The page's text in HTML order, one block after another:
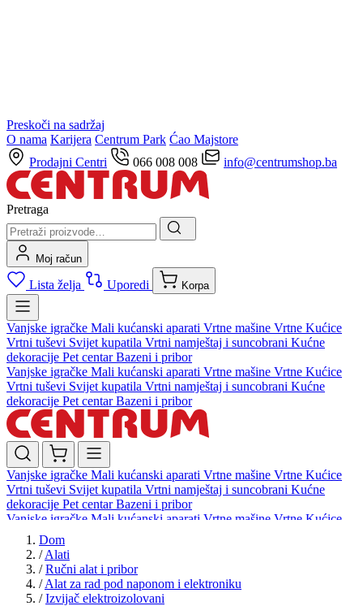
Preskoči na sadržaj
O nama Karijera Centrum Park Ćao Majstore
Prodajni Centri
066 008 008 info@centrumshop.ba
Pretraga
Moj račun
Lista želja Uporedi Korpa
Vanjske igračke Mali kućanski aparati Vrtne mašine Vrtne Kućice
Vrtni tuševi Svijet kupatila Vrtni namještaj i suncobrani Kućne
dekoracije Pet centarBazeni i pribor
Vanjske igračke Mali kućanski aparati Vrtne mašine Vrtne Kućice
Vrtni tuševi Svijet kupatila Vrtni namještaj i suncobrani Kućne
dekoracije Pet centarBazeni i pribor
Vanjske igračke Mali kućanski aparati Vrtne mašine Vrtne Kućice
Vrtni tuševi Svijet kupatila Vrtni namještaj i suncobrani Kućne
dekoracije Pet centarBazeni i pribor
Vanjske igračke Mali kućanski aparati Vrtne mašine Vrtne Kućice
Vrtni tuševi
dekoracijePet centar
Dom
/ Alati
/ Ručni alat i pribor
/ Alat za rad pod naponom i elektroniku
/ Izvijač elektroizolovani